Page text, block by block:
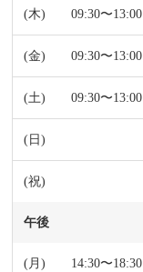
09:30〜13:00
09:30〜13:00
09:30〜13:00
午後
14:30〜18:30